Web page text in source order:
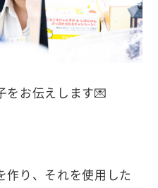
をお伝えします💌
作り、それを使用した